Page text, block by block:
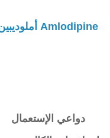
Amlodipine أملوديبين
دواعي الإستعمال